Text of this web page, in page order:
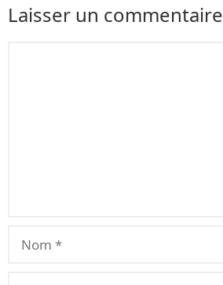
Laisser un commentaire